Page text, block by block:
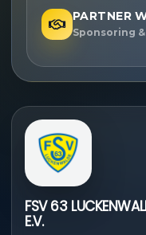
PARTNER
Sponsoring
FSV 63
E.V.